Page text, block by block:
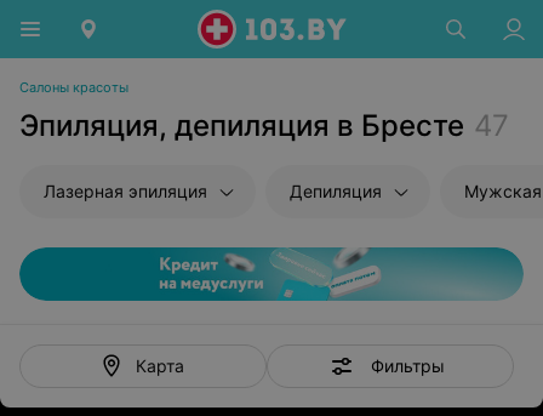
Салоны красоты
Эпиляция, депиляция в Бресте 47
Лазерная эпиляция Депиляция Мужская
Карта Фильтры